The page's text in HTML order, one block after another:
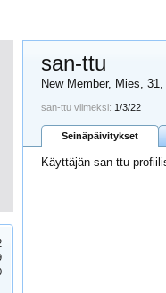
san-ttu
New Member, Mies, 31,
san-ttu viimeksi: 1/3/22
Seinäpäivitykset
Käyttäjän san-ttu